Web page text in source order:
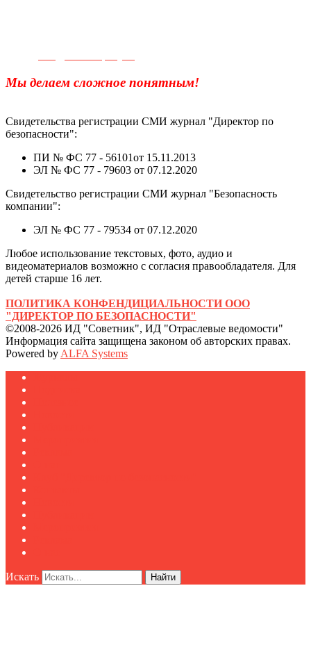
Мы делаем сложное понятным!
Свидетельства регистрации СМИ журнал "Директор по
безопасности":
ПИ № ФС 77 - 56101от 15.11.2013
ЭЛ № ФС 77 - 79603 от 07.12.2020
Свидетельство регистрации СМИ журнал "Безопасность
компании":
ЭЛ № ФС 77 - 79534 от 07.12.2020
Любое использование текстовых, фото, аудио и
видеоматериалов возможно с согласия правообладателя. Для
детей старше 16 лет.
ПОЛИТИКА КОНФЕНДИЦИАЛЬНОСТИ ООО
"ДИРЕКТОР ПО БЕЗОПАСНОСТИ"
©2008-2026 ИД "Советник", ИД "Отраслевые ведомости"
Информация сайта защищена законом об авторских правах.
Powered by ALFA Systems
Искать Найти